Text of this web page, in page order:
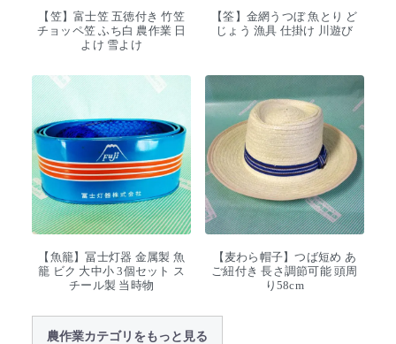
【笠】富士笠 五徳付き 竹笠
チョッペ笠 ふち白 農作業 日
よけ 雪よけ
【筌】金網うつぼ 魚とり ど
じょう 漁具 仕掛け 川遊び
【魚籠】冨士灯器 金属製 魚
籠 ビク 大中小 3個セット ス
チール製 当時物
【麦わら帽子】つば短め あ
ご紐付き 長さ調節可能 頭周
り58cm
農作業カテゴリをもっと見る